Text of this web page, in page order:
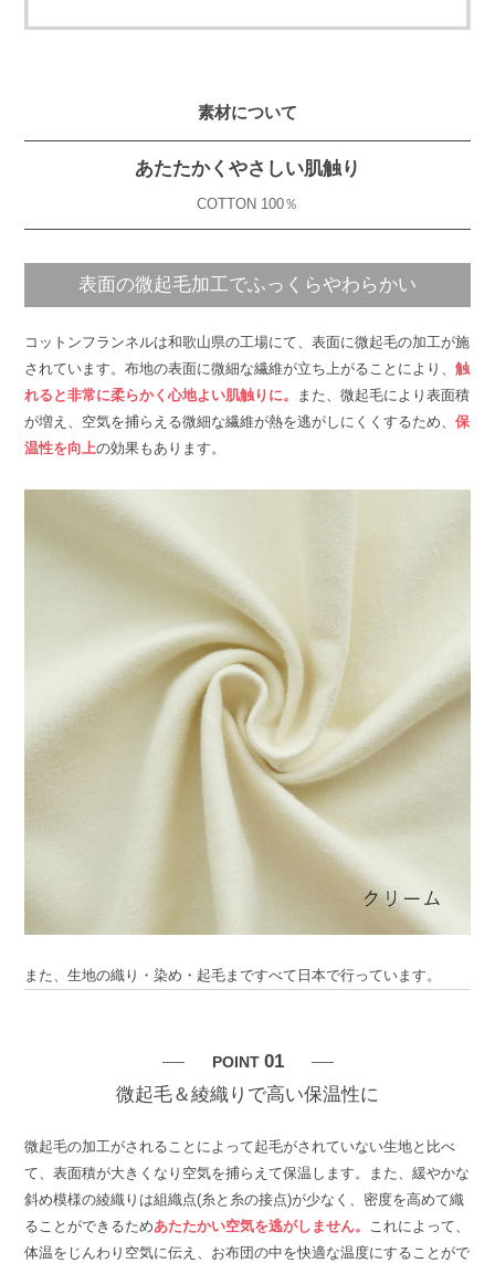
素材について
あたたかくやさしい肌触り
COTTON 100％
表面の微起毛加工でふっくらやわらかい
コットンフランネルは和歌山県の工場にて、表面に微起毛の加工が施
されています。布地の表面に微細な繊維が立ち上がることにより、触
れると非常に柔らかく心地よい肌触りに。
また、微起毛により表面積
が増え、空気を捕らえる微細な繊維が熱を逃がしにくくするため、保
温性を向上の効果もあります。
また、生地の織り・染め・起毛まですべて日本で行っています。
POINT 01
微起毛＆綾織りで高い保温性に
微起毛の加工がされることによって起毛がされていない生地と比べ
て、表面積が大きくなり空気を捕らえて保温します。また、緩やかな
斜め模様の綾織りは組織点(糸と糸の接点)が少なく、密度を高めて織
ることができるためあたたかい空気を逃がしません。 これによって、
体温をじんわり空気に伝え、お布団の中を快適な温度にすることがで